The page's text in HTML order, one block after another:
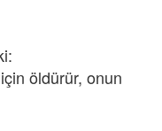
öldürür, onun